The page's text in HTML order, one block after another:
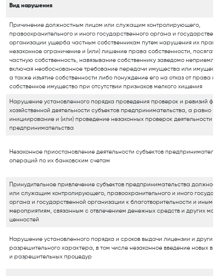
Вид нарушения
Причинение должностным лицом или служащим контролирующего,
правоохранительного и иного государственного органа и
организации ущерба частным собственникам путем нарушения их прав,
незаконное ограничение и (или) лишение права собственности,
частную собственность, навязывание собственнику заведомо
включая необоснованное требование передачи имущества или
а также изъятие собственности либо понуждение его на отказ от права на
собственное имущество при отсутствии признаков мелкого хищения
Нарушение установленного порядка проведения проверок и ревизий
хозяйственной деятельности субъектов предпринимательства, а равно
инициирование и (или) проведение незаконных проверок деятельности
предпринимательства
Незаконное приостановление деятельности субъектов
операций по их банковским счетам
Принудительное привлечение субъектов предпринимательства
или служащим контролирующего, правоохранительного и иного
органа и государственной организации к благотворительности и иным
мероприятиям, связанным с отвлечением денежных средств и других
ценностей
Нарушение установленного порядка и сроков выдачи лицензии и других
разрешительного характера, в том числе незаконное введение новых
и разрешительных процедур